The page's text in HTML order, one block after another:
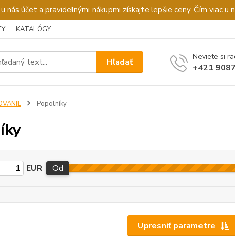
nás účet a pravidelnými nákupmi získajte lepšie ceny. Čím viac u
KATALÓGY
Hľadať Neviete si
+421
Popolníky
Upresniť parametre
EUR Od